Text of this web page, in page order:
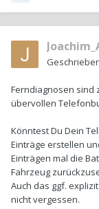
Ferndiagnosen sind
übervollen
Könntest Du Dein
Einträge erstellen
Einträgen mal die
Fahrzeug
Auch das ggf.
nicht vergessen.